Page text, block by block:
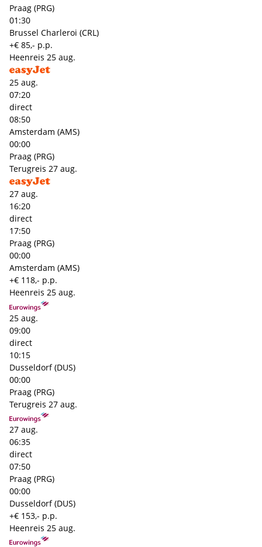
Praag (PRG)
01:30
Brussel Charleroi (CRL)
+€ 85,- p.p.
Heenreis 25 aug.
25 aug.
07:20
direct
08:50
Amsterdam (AMS)
00:00
Praag (PRG)
Terugreis 27 aug.
27 aug.
16:20
direct
17:50
Praag (PRG)
00:00
Amsterdam (AMS)
+€ 118,- p.p.
Heenreis 25 aug.
25 aug.
09:00
direct
10:15
Dusseldorf (DUS)
00:00
Praag (PRG)
Terugreis 27 aug.
27 aug.
06:35
direct
07:50
Praag (PRG)
00:00
Dusseldorf (DUS)
+€ 153,- p.p.
Heenreis 25 aug.